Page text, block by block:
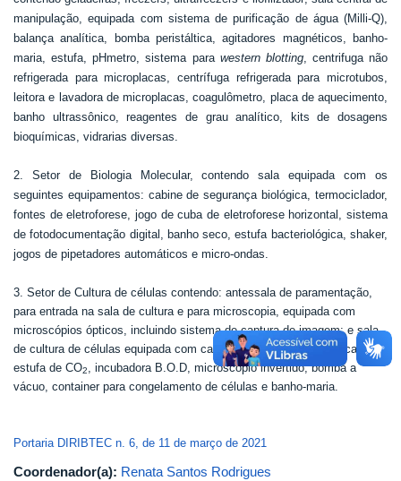
manipulação, equipada com sistema de purificação de água (Milli-Q),
balança analítica, bomba peristáltica, agitadores magnéticos, banho-
maria, estufa, pHmetro, sistema para western blotting, centrifuga não
refrigerada para microplacas, centrífuga refrigerada para microtubos,
leitora e lavadora de microplacas, coagulômetro, placa de aquecimento,
banho ultrassônico, reagentes de grau analítico, kits de dosagens
bioquímicas, vidrarias diversas.
2. Setor de Biologia Molecular, contendo sala equipada com os
seguintes equipamentos: cabine de segurança biológica, termociclador,
fontes de eletroforese, jogo de cuba de eletroforese horizontal, sistema
de fotodocumentação digital, banho seco, estufa bacteriológica, shaker,
jogos de pipetadores automáticos e micro-ondas.
3. Setor de Cultura de células contendo: antessala de paramentação,
para entrada na sala de cultura e para microscopia, equipada com
microscópios ópticos, incluindo sistema de captura de imagem; e sala
de cultura de células equipada com cabine de segurança biológica,
estufa de CO2
, incubadora B.O.D, microscópio invertido, bomba a
vácuo, container para congelamento de células e banho-maria.
Portaria DIRIBTEC n. 6, de 11 de março de 2021
Coordenador(a): Renata Santos Rodrigues